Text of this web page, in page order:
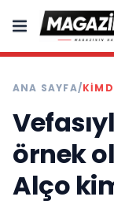
ANA SAYFA/
örnek
Alço